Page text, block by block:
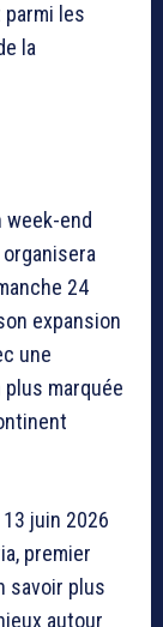
les
la
week-end
24
expansion
une
marquée
juin 2026
premier
savoir plus
autour